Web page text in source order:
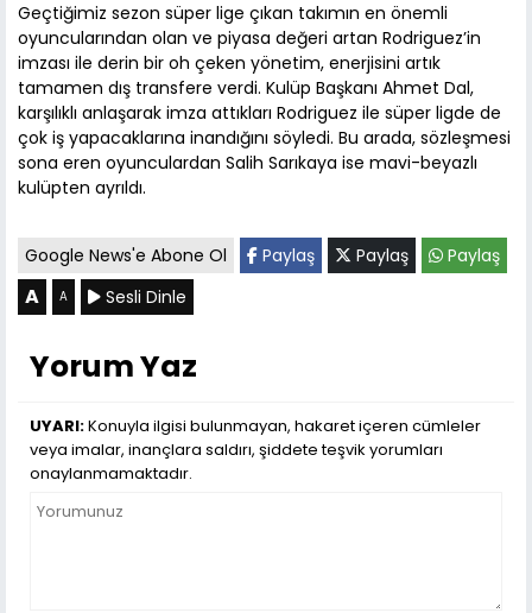
Geçtiğimiz sezon süper lige çıkan takımın en önemli
oyuncularından olan ve piyasa değeri artan Rodriguez’in
imzası ile derin bir oh çeken yönetim, enerjisini artık
tamamen dış transfere verdi. Kulüp Başkanı Ahmet Dal,
karşılıklı anlaşarak imza attıkları Rodriguez ile süper ligde de
çok iş yapacaklarına inandığını söyledi. Bu arada, sözleşmesi
sona eren oyunculardan Salih Sarıkaya ise mavi-beyazlı
kulüpten ayrıldı.
Google News'e Abone Ol Paylaş Paylaş Paylaş
A A Sesli Dinle
Yorum Yaz
UYARI:Konuyla ilgisi bulunmayan, hakaret içeren cümleler
veya imalar, inançlara saldırı, şiddete teşvik yorumları
onaylanmamaktadır.